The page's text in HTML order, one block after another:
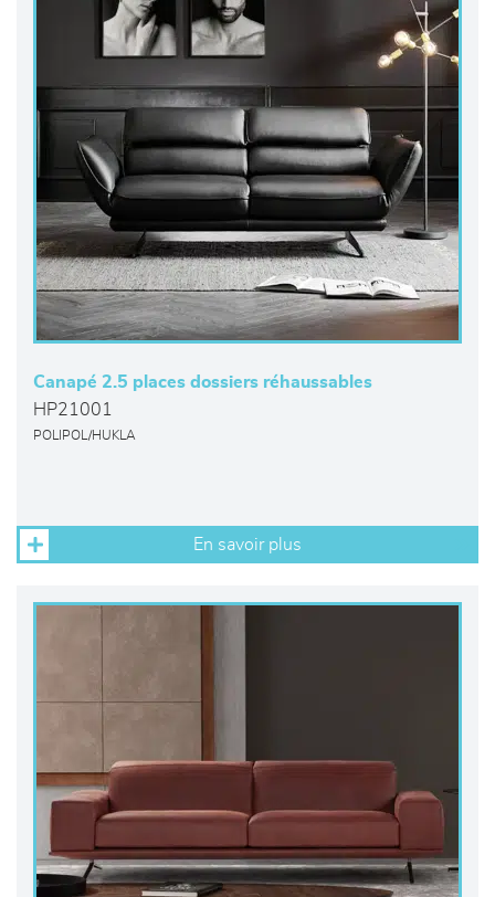
Canapé 2.5 places dossiers réhaussables
HP21001
POLIPOL/HUKLA
En savoir plus